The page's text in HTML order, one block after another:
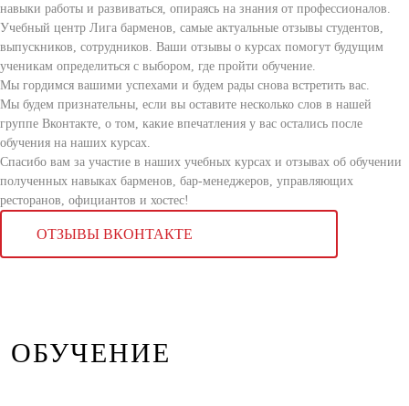
навыки работы и развиваться, опираясь на знания от профессионалов.
Учебный центр Лига барменов, самые актуальные отзывы студентов,
выпускников, сотрудников. Ваши отзывы о курсах помогут будущим
ученикам определиться с выбором, где пройти обучение.
Мы гордимся вашими успехами и будем рады снова встретить вас.
Мы будем признательны, если вы оставите несколько слов в нашей
группе Вконтакте, о том, какие впечатления у вас остались после
обучения на наших курсах.
Спасибо вам за участие в наших учебных курсах и отзывах об обучении
полученных навыках барменов, бар-менеджеров, управляющих
ресторанов, официантов и хостес!
ОТЗЫВЫ ВКОНТАКТЕ
ОБУЧЕНИЕ